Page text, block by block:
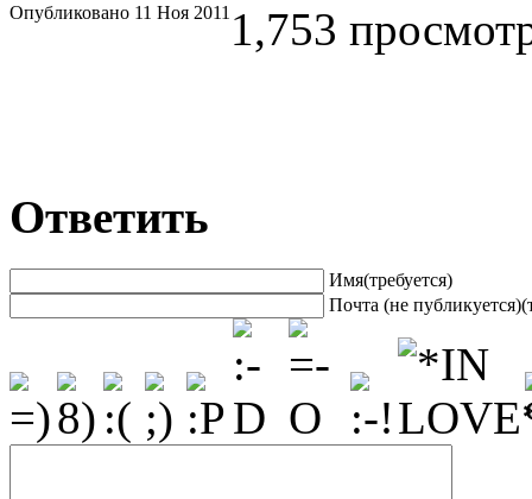
Опубликовано 11 Ноя 2011 1,753
Ответить
Имя(требуется)
Почта (не